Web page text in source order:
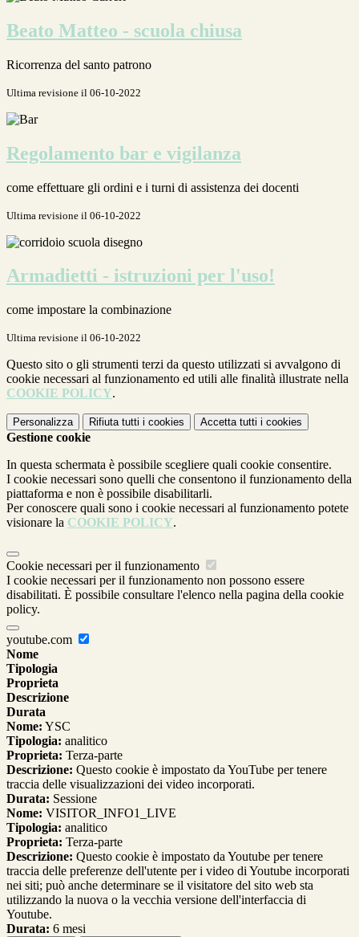
Beato Matteo - scuola chiusa
Ricorrenza del santo patrono
Ultima revisione il 06-10-2022
Regolamento bar e vigilanza
come effettuare gli ordini e i turni di assistenza dei docenti
Ultima revisione il 06-10-2022
Armadietti - istruzioni per l'uso!
come impostare la combinazione
Ultima revisione il 06-10-2022
Questo sito o gli strumenti terzi da questo utilizzati si avvalgono di
cookie necessari al funzionamento ed utili alle finalità illustrate nella
COOKIE POLICY.
Personalizza Rifiuta tutti i cookies Accetta tutti i cookies
Gestione cookie
In questa schermata è possibile scegliere quali cookie consentire.
I cookie necessari sono quelli che consentono il funzionamento della
piattaforma e non è possibile disabilitarli.
Per conoscere quali sono i cookie necessari al funzionamento potete
visionare la COOKIE POLICY.
Cookie necessari per il funzionamento
I cookie necessari per il funzionamento non possono essere
disabilitati. È possibile consultare l'elenco nella pagina della cookie
policy.
youtube.com
Nome
Tipologia
Proprieta
Descrizione
Durata
Nome: YSC
Tipologia: analitico
Proprieta: Terza-parte
Descrizione: Questo cookie è impostato da YouTube per tenere
traccia delle visualizzazioni dei video incorporati.
Durata: Sessione
Nome: VISITOR_INFO1_LIVE
Tipologia: analitico
Proprieta: Terza-parte
Descrizione: Questo cookie è impostato da Youtube per tenere
traccia delle preferenze dell'utente per i video di Youtube incorporati
nei siti; può anche determinare se il visitatore del sito web sta
utilizzando la nuova o la vecchia versione dell'interfaccia di
Youtube.
Durata: 6 mesi